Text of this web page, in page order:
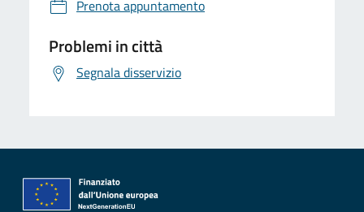
Prenota appuntamento
Problemi in città
Segnala disservizio